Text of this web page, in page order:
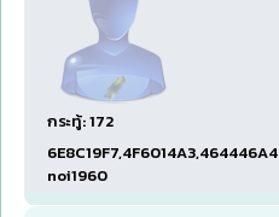
กระทู้: 172
6E8C19F7,4F6014A3,464446A4
noi1960